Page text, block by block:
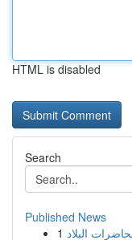
HTML is disabled
Search
Published News
1 البلاد